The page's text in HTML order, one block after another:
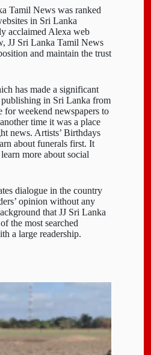
Tamil News was ranked
in Sri Lanka
acclaimed Alexa web
JJ Sri Lanka Tamil News
and maintain the trust
has made a significant
in Sri Lanka from
for weekend newspapers to
time it was a place
news. Artists’ Birthdays
about funerals first. It
more about social
dialogue in the country
opinion without any
that JJ Sri Lanka
the most searched
a large readership.